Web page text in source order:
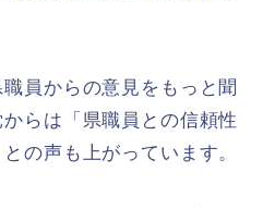
員からの意見をもっと聞
らは「県職員との信頼性
の声も上がっています。